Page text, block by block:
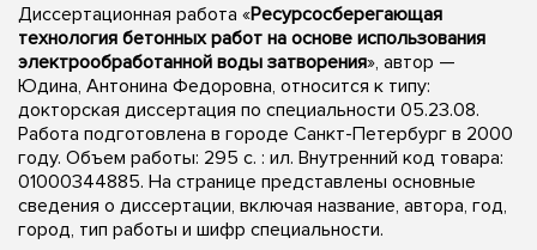
Диссертационная работа «Ресурсосберегающая
технология бетонных работ на основе использования
электрообработанной воды затворения», автор —
Юдина, Антонина Федоровна, относится к типу:
докторская диссертация по специальности 05.23.08.
Работа подготовлена в городе Санкт-Петербург в 2000
году. Объем работы: 295 с. : ил. Внутренний код товара:
01000344885. На странице представлены основные
сведения о диссертации, включая название, автора, год,
город, тип работы и шифр специальности.